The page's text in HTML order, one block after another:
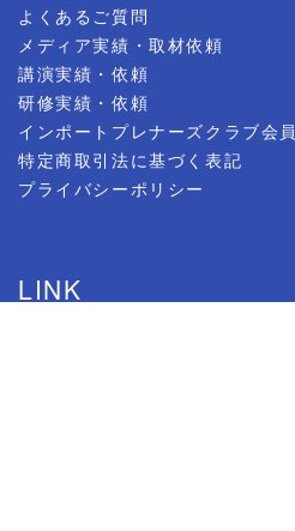
よくあるご質問
メディア実績・取材依頼
講演実績・依頼
研修実績・依頼
インポートプレナーズクラブ会員
特定商取引法に基づく表記
プライバシーポリシー
LINK